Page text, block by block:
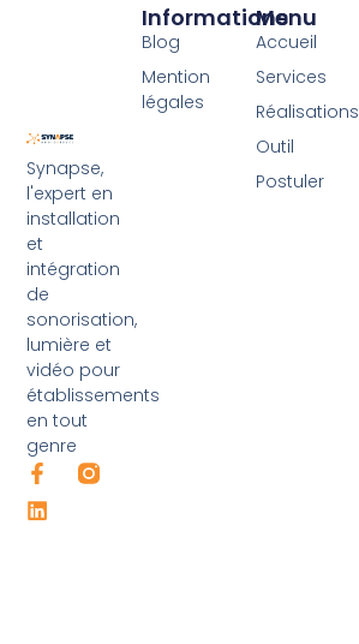
Synapse,
l'expert en
installation
et
intégration
de
sonorisation,
lumière et
vidéo pour
établissements
en tout
genre
F
a
c
L
i
n
Menu
Accueil
Services
Réalisations
Outil
Postuler
Informations
Blog
Mention
légales